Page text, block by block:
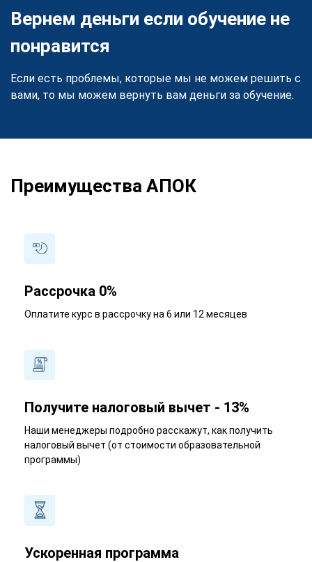
Вернем деньги если обучение не
понравится
Если есть проблемы, которые мы не можем решить с
вами, то мы можем вернуть вам деньги за обучение.
Преимущества АПОК
Рассрочка 0%
Оплатите курс в рассрочку на 6 или 12 месяцев
Получите налоговый вычет - 13%
Наши менеджеры подробно расскажут, как получить
налоговый вычет (от стоимости образовательной
программы)
Ускоренная программа